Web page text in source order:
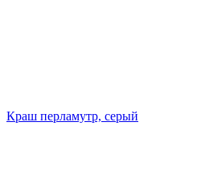
Краш перламутр, серый